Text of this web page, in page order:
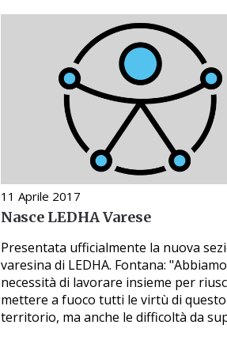
11 Aprile 2017
Nasce LEDHA Varese
Presentata ufficialmente la nuova
varesina di LEDHA. Fontana:
necessità di lavorare insieme per
mettere a fuoco tutti le virtù di questo
territorio, ma anche le difficoltà da